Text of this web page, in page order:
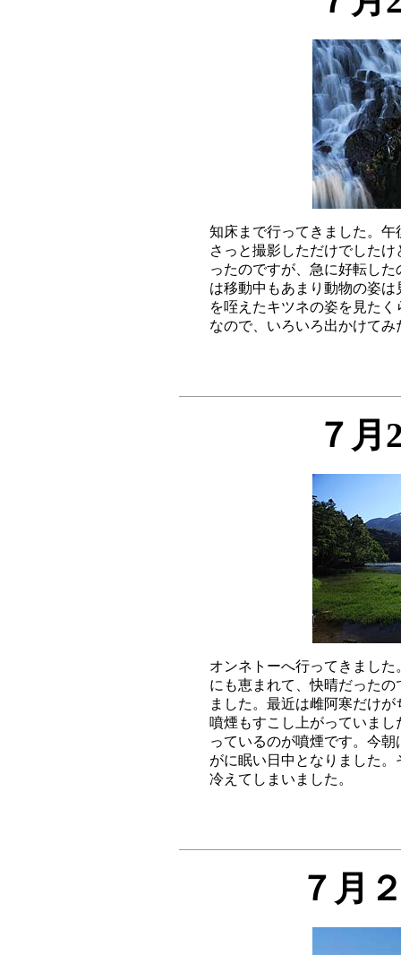
知床まで行ってきました。
さっと撮影しただけでした
ったのですが、急に好転し
は移動中もあまり動物の姿
を咥えたキツネの姿を見た
７月
オンネトーへ行ってきまし
にも恵まれて、快晴だった
ました。最近は雌阿寒だけ
噴煙もすこし上がっていま
っているのが噴煙です。今
がに眠い日中となりました
７月